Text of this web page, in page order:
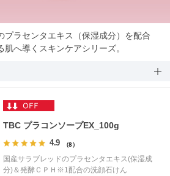
プラセンタエキス（保湿成分）を配合
へ導くスキンケアシリーズ。
TBC プラコンソープEX_100g
4.9 （8）
国産サラブレッドのプラセンタエキス(保湿成
分)＆発酵ＣＰＨ※1配合の洗顔石けん